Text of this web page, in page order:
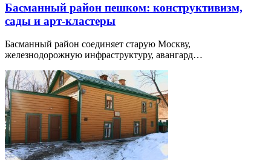
Басманный район пешком: конструктивизм,
сады и арт-кластеры
Басманный район соединяет старую Москву,
железнодорожную инфраструктуру, авангард…